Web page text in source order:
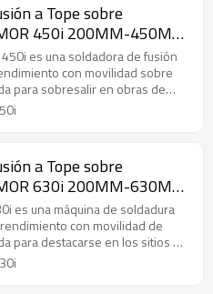
a Tope sobre
450i 200MM-450MM
450i es una soldadora de fusión
con movilidad sobre
para sobresalir en obras de
a Tope sobre
630i 200MM-630MM
es una máquina de soldadura
con movilidad de
para destacarse en los sitios de